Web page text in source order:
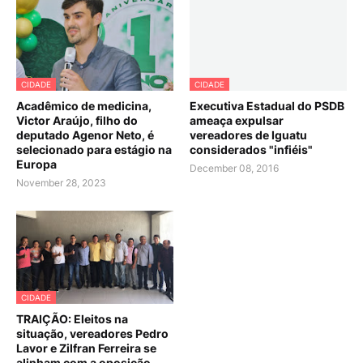
CIDADE
Acadêmico de medicina,
Victor Araújo, filho do
deputado Agenor Neto, é
selecionado para estágio na
Europa
November 28, 2023
CIDADE
Executiva Estadual do PSDB
ameaça expulsar
vereadores de Iguatu
considerados "infiéis"
December 08, 2016
CIDADE
TRAIÇÃO: Eleitos na
situação, vereadores Pedro
Lavor e Zilfran Ferreira se